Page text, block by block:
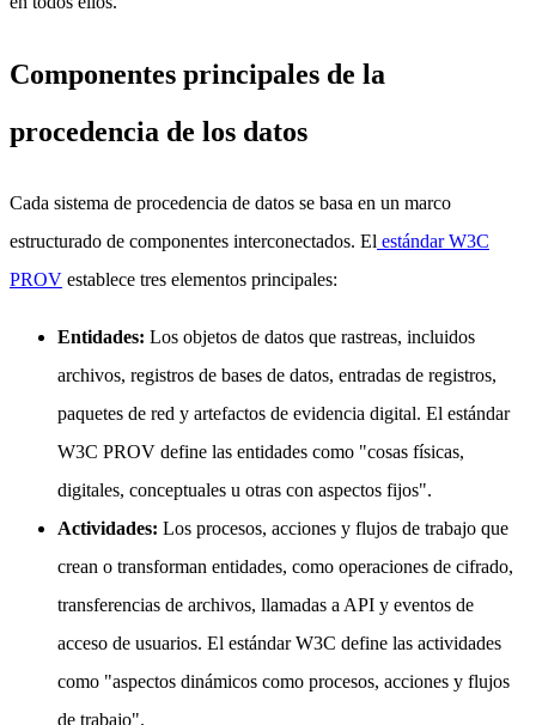
Componentes principales de la
procedencia de los datos
Cada sistema de procedencia de datos se basa en un marco
estructurado de componentes interconectados. El estándar W3C
PROV establece tres elementos principales:
Entidades: Los objetos de datos que rastreas, incluidos
archivos, registros de bases de datos, entradas de registros,
paquetes de red y artefactos de evidencia digital. El estándar
W3C PROV define las entidades como "cosas físicas,
digitales, conceptuales u otras con aspectos fijos".
Actividades: Los procesos, acciones y flujos de trabajo que
crean o transforman entidades, como operaciones de cifrado,
transferencias de archivos, llamadas a API y eventos de
acceso de usuarios. El estándar W3C define las actividades
como "aspectos dinámicos como procesos, acciones y flujos
de trabajo".